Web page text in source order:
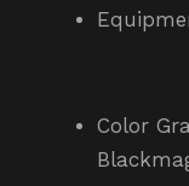
Color